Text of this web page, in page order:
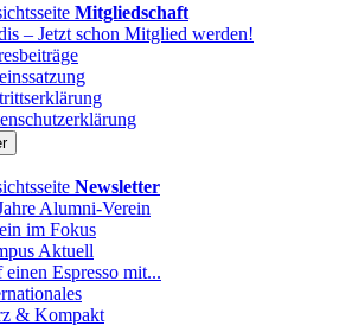
Mitgliedschaft
– Jetzt schon Mitglied werden!
Newsletter
Alumni-Verein
im Fokus
Aktuell
einen Espresso mit...
& Kompakt